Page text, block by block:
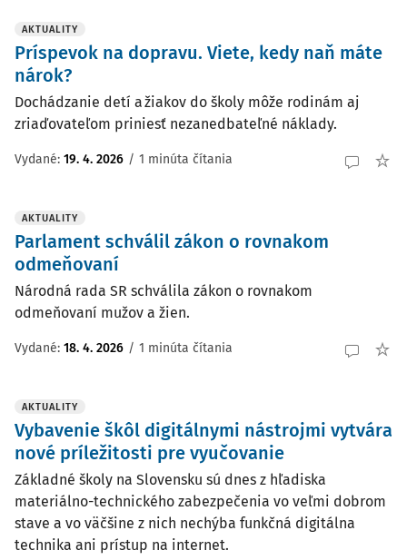
AKTUALITY
Príspevok na dopravu. Viete, kedy naň máte
nárok?
Dochádzanie detí a žiakov do školy môže rodinám aj
zriaďovateľom priniesť nezanedbateľné náklady.
Vydané: 19. 4. 2026 / 1 minúta čítania
AKTUALITY
Parlament schválil zákon o rovnakom
odmeňovaní
Národná rada SR schválila zákon o rovnakom
odmeňovaní mužov a žien.
Vydané: 18. 4. 2026 / 1 minúta čítania
AKTUALITY
Vybavenie škôl digitálnymi nástrojmi vytvára
nové príležitosti pre vyučovanie
Základné školy na Slovensku sú dnes z hľadiska
materiálno-technického zabezpečenia vo veľmi dobrom
stave a vo väčšine z nich nechýba funkčná digitálna
technika ani prístup na internet.